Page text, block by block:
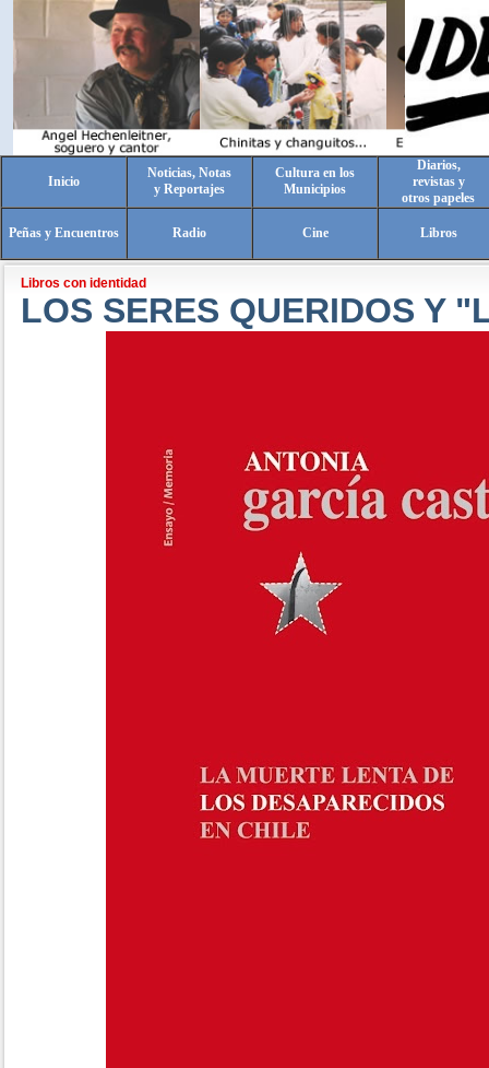
Inicio
Noticias, Notas
y Reportajes
Cultura en los
Municipios
Diarios,
revistas y
otros papeles
Peñas y Encuentros Radio Cine Libros
Libros con identidad
LOS SERES QUERIDOS Y